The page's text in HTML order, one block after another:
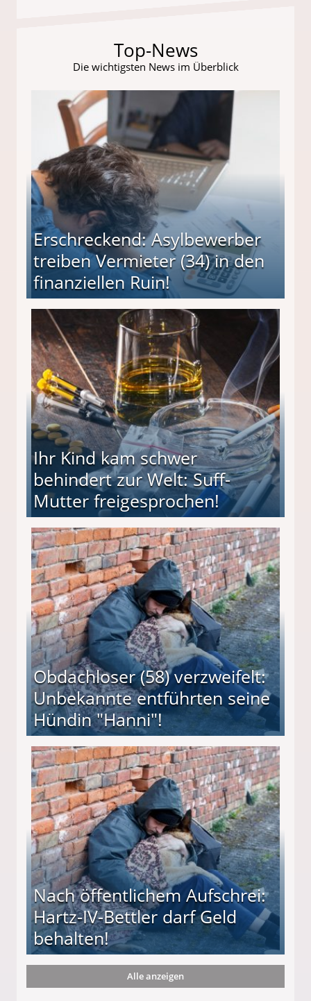
Top-News
Die wichtigsten News im Überblick
Erschreckend: Asylbewerber
treiben Vermieter (34) in den
finanziellen Ruin!
(34) in den finanziellen Ruin!
Ihr Kind kam schwer
behindert zur Welt: Suff-
Mutter freigesprochen!
Mutter freigesprochen!
Obdachloser (58) verzweifelt:
Unbekannte entführten seine
Hündin "Hanni"!
entführten seine Hündin "Hanni"!
Nach öffentlichem Aufschrei:
Hartz-IV-Bettler darf Geld
behalten!
darf Geld behalten!
Alle anzeigen